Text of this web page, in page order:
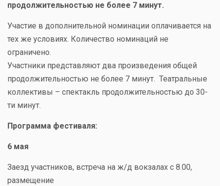
продолжительностью не более 7 минут.
Участие в дополнительной номинации оплачивается на
тех же условиях. Количество номинаций не
ограничено.
Участники представляют два произведения общей
продолжительностью не более 7 минут. Театральные
коллективы – спектакль продолжительностью до 30-
ти минут.
Программа фестиваля:
6 мая
Заезд участников, встреча на ж/д вокзалах с 8.00,
размещение